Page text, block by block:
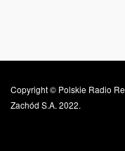
Copyright © Polskie Radio
Zachód S.A. 2022.